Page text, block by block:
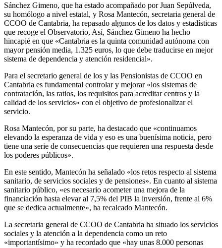
Sánchez Gimeno, que ha estado acompañado por Juan Sepúlveda,
su homólogo a nivel estatal, y Rosa Mantecón, secretaria general de
CCOO de Cantabria, ha repasado algunos de los datos y estadísticas
que recoge el Observatorio, Así, Sánchez Gimeno ha hecho
hincapié en que «Cantabria es la quinta comunidad autónoma con
mayor pensión media, 1.325 euros, lo que debe traducirse en mejor
sistema de dependencia y atención residencial».
Para el secretario general de los y las Pensionistas de CCOO en
Cantabria es fundamental controlar y mejorar «los sistemas de
contratación, las ratios, los requisitos para acreditar centros y la
calidad de los servicios» con el objetivo de profesionalizar el
servicio.
Rosa Mantecón, por su parte, ha destacado que «continuamos
elevando la esperanza de vida y eso es una buenísima noticia, pero
tiene una serie de consecuencias que requieren una respuesta desde
los poderes públicos».
En este sentido, Mantecón ha señalado «los retos respecto al sistema
sanitario, de servicios sociales y de pensiones». En cuanto al sistema
sanitario público, «es necesario acometer una mejora de la
financiación hasta elevar al 7,5% del PIB la inversión, frente al 6%
que se dedica actualmente», ha recalcado Mantecón.
La secretaria general de CCOO de Cantabria ha situado los servicios
sociales y la atención a la dependencia como un reto
«importantísimo» y ha recordado que «hay unas 8.000 personas